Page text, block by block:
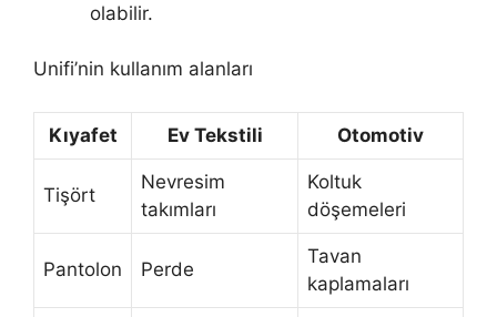
olabilir.
Unifi’nin kullanım alanları
Kıyafet Ev Tekstili Otomotiv
Tişört
Nevresim
takımları
Koltuk
döşemeleri
Pantolon Perde
Tavan
kaplamaları